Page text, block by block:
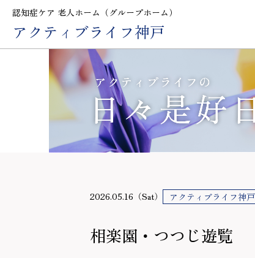
認知症ケア 老人ホーム（グループホーム）
アクティブライフ神戸
2026.05.16（Sat） アクティブライフ神戸
相楽園・つつじ遊覧